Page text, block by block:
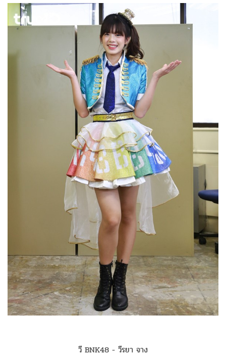
วี BNK48 - วีรยา จาง